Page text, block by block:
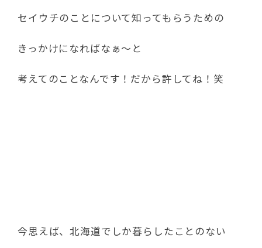
セイウチのことについて知ってもらうための
きっかけになればなぁ～と
考えてのことなんです！だから許してね！笑
今思えば、北海道でしか暮らしたことのない